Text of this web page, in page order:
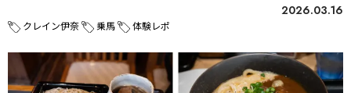
2026.03.16
クレイン伊奈 乗馬 体験レポ